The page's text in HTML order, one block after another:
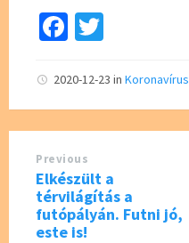
Fa
b
o
o
k
tt
er
2020-12-23 in Koronavírus
Previous
Elkészült a
térvilágítás a
futópályán. Futni jó,
este is!